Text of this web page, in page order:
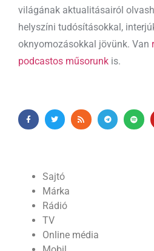
világának aktualitásairól
helyszíni tudósításokkal,
oknyomozásokkal jövünk. Van
podcastos műsorunk is.
Sajtó
Márka
Rádió
TV
Online média